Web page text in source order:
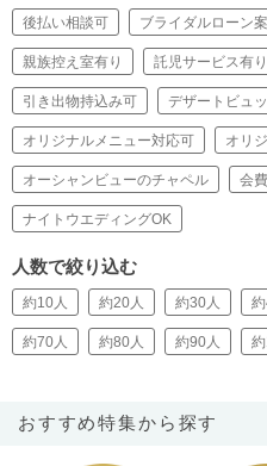
後払い相談可 ブライダルローン
親族控え室有り 託児サービス有り
引き出物持込み可 デザートビュ
オリジナルメニュー対応可 オリ
オーシャンビューのチャペル 会
ナイトウエディングOK
人数で絞り込む
約10人 約20人 約30人
約70人 約80人 約90人
おすすめ特集から探す